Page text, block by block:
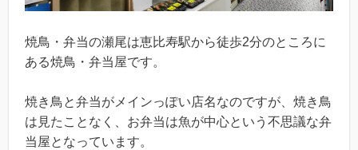
焼鳥・弁当の瀬尾は恵比寿駅から徒歩2分のところに
ある焼鳥・弁当屋です。
焼き鳥と弁当がメインっぽい店名なのですが、焼き鳥
は見たことなく、お弁当は魚が中心という不思議な弁
当屋となっています。